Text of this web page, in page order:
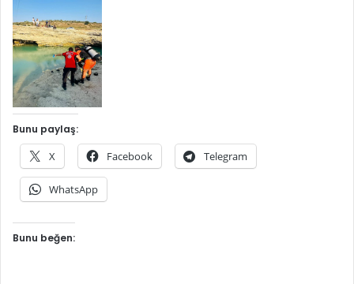
Bunu paylaş:
X Facebook Telegram
WhatsApp
Bunu beğen: